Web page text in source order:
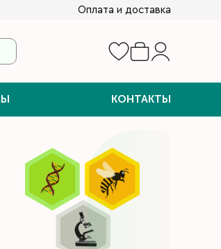
Оплата и доставка
КОНТАКТЫ